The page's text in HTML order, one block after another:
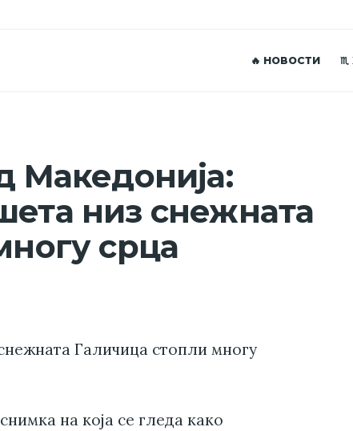
🔥 НОВОСТИ
Македонија:
низ снежната
срца
Галичица стопли многу
на која се гледа како